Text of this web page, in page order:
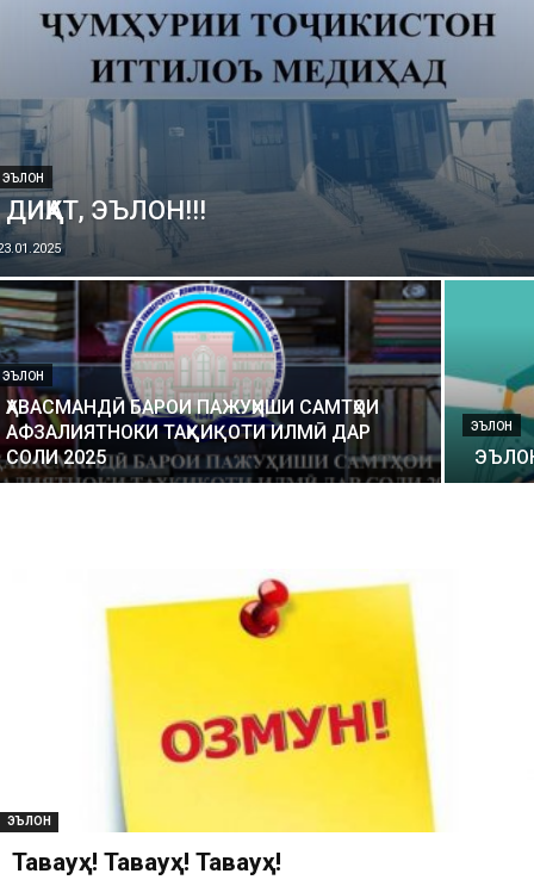
ЭЪЛОН
ДИҚҚАТ, ЭЪЛОН!!!
ЭЪЛОН
ҲАВАСМАНДӢ БАРОИ ПАЖУҲИШИ САМТҲОИ
АФЗАЛИЯТНОКИ ТАҲҚИҚОТИ ИЛМӢ ДАР
СОЛИ 2025
ЭЪЛОН
ЭЪЛОН
Таваҷҷуҳ! Таваҷҷуҳ! Таваҷҷуҳ!